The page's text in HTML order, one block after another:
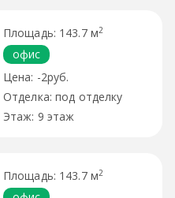
143.7 м2
офис
-2руб.
под отделку
9 этаж
143.7 м2